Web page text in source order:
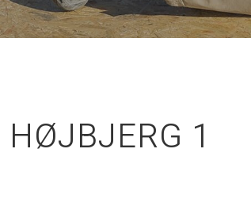
HØJBJERG 1